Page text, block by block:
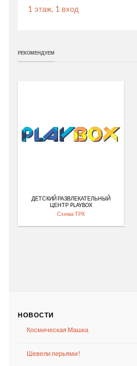
1 этаж, 1 вход
РЕКОМЕНДУЕМ
ДЕТСКИЙ РАЗВЛЕКАТЕЛЬНЫЙ
ЦЕНТР PLAYBOX
Схема ТРК
НОВОСТИ
Космическая Машка
Шевели перьями!